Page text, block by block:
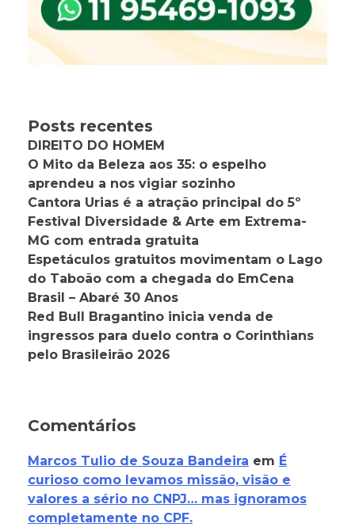
Posts recentes
DIREITO DO HOMEM
O Mito da Beleza aos 35: o espelho
aprendeu a nos vigiar sozinho
Cantora Urias é a atração principal do 5º
Festival Diversidade & Arte em Extrema-
MG com entrada gratuita
Espetáculos gratuitos movimentam o Lago
do Taboão com a chegada do EmCena
Brasil – Abaré 30 Anos
Red Bull Bragantino inicia venda de
ingressos para duelo contra o Corinthians
pelo Brasileirão 2026
Comentários
Marcos Tulio de Souza Bandeira em É
curioso como levamos missão, visão e
valores a sério no CNPJ… mas ignoramos
completamente no CPF.